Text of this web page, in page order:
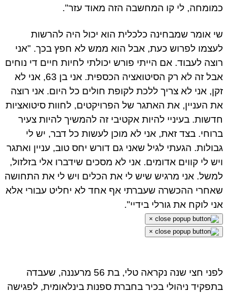
לי קו המחשבה הזה מאוד עזר".
אומר שמבחינה כלכלית הוא יכול היה להרשות
לפרוש כעת, אבל הוא ממש לא חפץ בכך. "אני
לעבוד. אם הייתי פורש יכולתי לחיות חיים די נוחים
אבל זה לא רק הסיטואציה הכספית. אני בן 63, אני לא
אני לא צריך ללכת לקופת חולים כל היום. אני רוצה
העניין, את האתגר של הפרויקטים, לחוות סיטואציות
בעיניי להיות אקטיבי זה להמשיך להיות צעיר
בצד זאת, אני לא מוכן לעשות כל דבר, יש לי
הגעתי לגיל שאני גם דורש יחס טוב, עניין ואתגר
לי קווים אדומים. אני לא מסכים שידברו אלי בזלזול,
אני מרגיש שיש לי את הכלים ויש לי את התחושה
ההכשרה שעברתי אף אחד לא יחליט עבורי אלא
לוקח את גורלי בידיי".
×
×
לפני חצי שנה נקראה טלי, בת 56 מרעננה, שעבדה
ניהולי בכיר בחברת ספנות בינלאומית, לפגישה